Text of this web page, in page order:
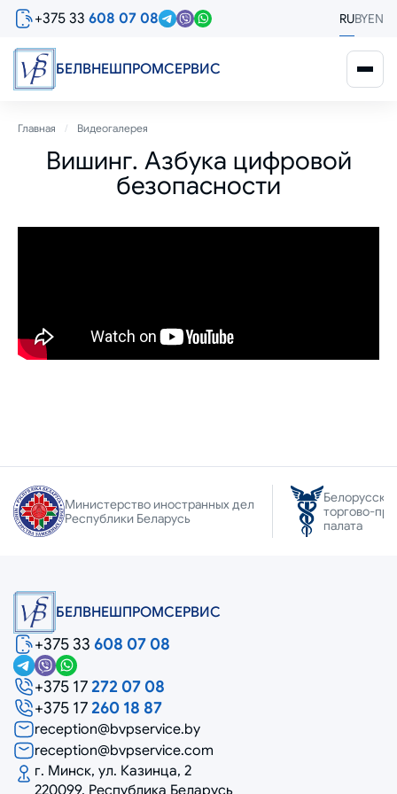
Перейти
содержанию
+375 33 608 07 08 RUBYEN
БЕЛВНЕШПРОМСЕРВИС
Строка
навигации
Главная Видеогалерея
Вишинг. Азбука цифровой
безопасности
Министерство иностранных дел
Республики Беларусь
Белорусская
торгово-
палата
БЕЛВНЕШПРОМСЕРВИС
+375 33 608 07 08
+375 17 272 07 08
+375 17 260 18 87
reception@bvpservice.by
reception@bvpservice.com
г. Минск, ул. Казинца, 2
220099, Республика Беларусь